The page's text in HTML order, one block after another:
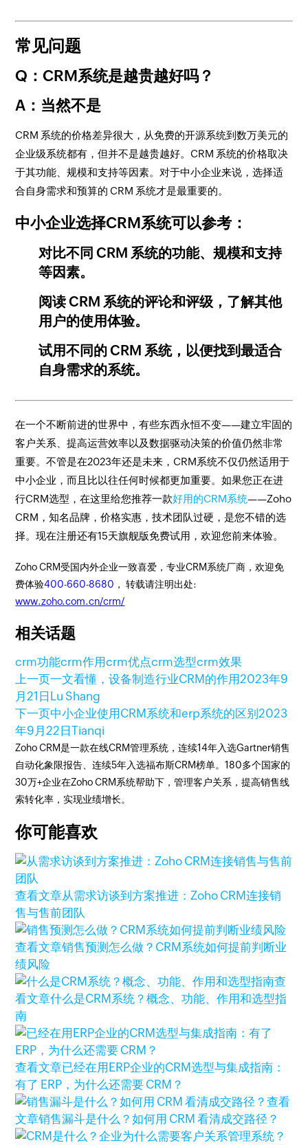
常见问题
Q：CRM系统是越贵越好吗？
A：当然不是
CRM 系统的价格差异很大，从免费的开源系统到数万美元的
企业级系统都有，但并不是越贵越好。CRM 系统的价格取决
于其功能、规模和支持等因素。对于中小企业来说，选择适
合自身需求和预算的 CRM 系统才是最重要的。
中小企业选择CRM系统可以参考：
对比不同 CRM 系统的功能、规模和支持
等因素。
阅读 CRM 系统的评论和评级，了解其他
用户的使用体验。
试用不同的 CRM 系统，以便找到最适合
自身需求的系统。
在一个不断前进的世界中，有些东西永恒不变——建立牢固的
客户关系、提高运营效率以及数据驱动决策的价值仍然非常
重要。不管是在2023年还是未来，CRM系统不仅仍然适用于
中小企业，而且比以往任何时候都更加重要。如果您正在进
行CRM选型，在这里给您推荐一款好用的CRM系统——Zoho
CRM，知名品牌，价格实惠，技术团队过硬，是您不错的选
择。现在注册还有15天旗舰版免费试用，欢迎您前来体验。
Zoho CRM受国内外企业一致喜爱，专业CRM系统厂商，欢迎免
费体验400-660-8680 ， 转载请注明出处:
www.zoho.com.cn/crm/
相关话题
crm功能crm作用crm优点crm选型crm效果
上一页一文看懂，设备制造行业CRM的作用2023年9
月21日 Lu Shang
下一页中小企业使用CRM系统和erp系统的区别2023
年9月22日Tianqi
Zoho CRM是一款在线CRM管理系统，连续14年入选Gartner销售
自动化象限报告、连续5年入选福布斯CRM榜单。180多个国家的
30万+企业在Zoho CRM系统帮助下，管理客户关系，提高销售线
索转化率，实现业绩增长。
你可能喜欢
查看文章从需求访谈到方案推进：Zoho CRM连接销
售与售前团队
查看文章销售预测怎么做？CRM系统如何提前判断业
绩风险
查
看文章什么是CRM系统？概念、功能、作用和选型指
南
查看文章已经在用ERP企业的CRM选型与集成指南：
有了 ERP，为什么还需要 CRM？
查看
文章销售漏斗是什么？如何用 CRM 看清成交路径？